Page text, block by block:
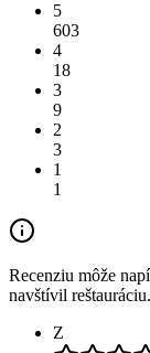
5
603
4
18
3
9
2
3
1
1
Recenziu môže
navštívil reštauráciu.
Z